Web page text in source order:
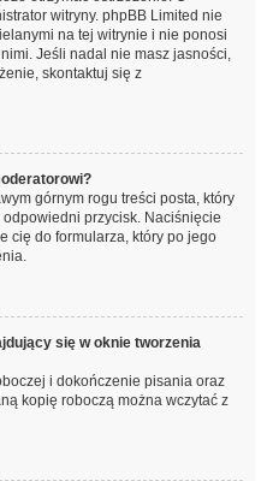
witryny. phpBB Limited nie
na tej witrynie i nie ponosi
Jeśli nadal nie masz jasności,
skontaktuj się z
górnym rogu treści posta, który
przycisk. Naciśnięcie
cię do formularza, który po jego
się w oknie tworzenia
i dokończenie pisania oraz
kopię roboczą można wczytać z